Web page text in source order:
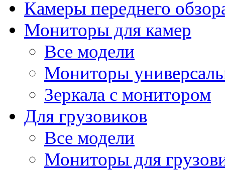
Камеры переднего
Мониторы для камер
Все модели
Мониторы
Зеркала с монитором
Для грузовиков
Все модели
Мониторы для